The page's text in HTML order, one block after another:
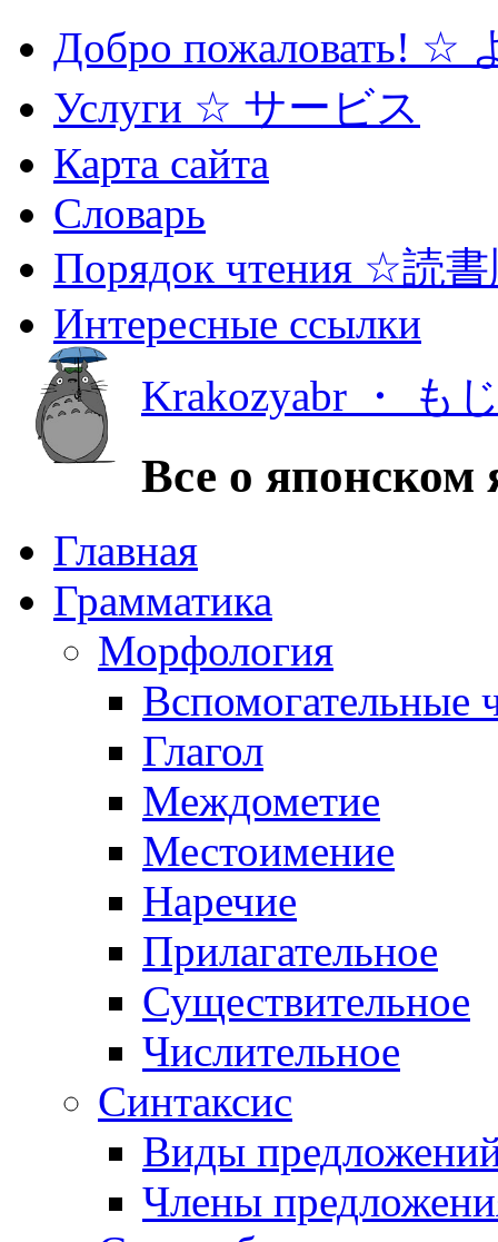
Добро пожаловать! ☆
Услуги ☆ サービス
Карта сайта
Словарь
Порядок чтения ☆読
Интересные ссылки
Krakozyabr ・ も
Все о японском
Главная
Грамматика
Морфология
Вспомогательные
Глагол
Междометие
Местоимение
Наречие
Прилагательное
Существительное
Числительное
Синтаксис
Виды
Члены